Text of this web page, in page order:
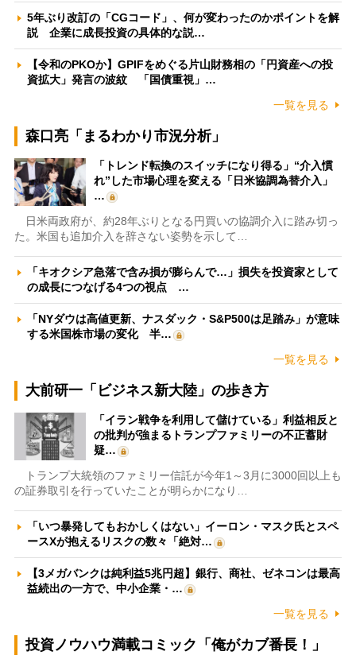
5年ぶり改訂の「CGコード」、何が変わったのかポイントを解
説 企業に成長投資の具体的な説…
【令和のPKOか】GPIFをめぐる片山財務相の「円資産への投
資拡大」発言の波紋 「国債重視」…
一覧を見る
森口亮「まるわかり市況分析」
「トレンド転換のスイッチになり得る」“介入慣
れ”した市場心理を変える「日米協調為替介入」
…
日米両政府が、約28年ぶりとなる円買いの協調介入に踏み切っ
た。米国も追加介入を辞さない姿勢を示して…
「キオクシア急落で含み損が膨らんで…」損失を投資家として
の成長につなげる4つの視点 …
「NYダウは高値更新、ナスダック・S&P500は足踏み」が意味
する米国株市場の変化 半…
一覧を見る
大前研一「ビジネス新大陸」の歩き方
「イラン戦争を利用して儲けている」利益相反と
の批判が強まるトランプファミリーの不正蓄財
疑…
トランプ大統領のファミリー信託が今年1～3月に3000回以上も
の証券取引を行っていたことが明らかになり…
「いつ暴発してもおかしくはない」イーロン・マスク氏とスペ
ースXが抱えるリスクの数々「絶対…
【3メガバンクは純利益5兆円超】銀行、商社、ゼネコンは最高
益続出の一方で、中小企業・…
一覧を見る
投資ノウハウ満載コミック「俺がカブ番長！」